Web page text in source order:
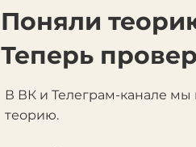
Поняли
Теперь
В ВК и Телеграм-канале мы
теорию.